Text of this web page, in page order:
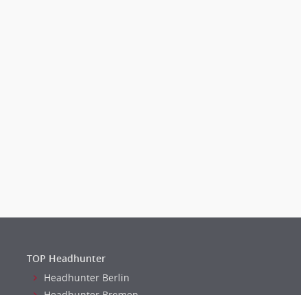
TOP Headhunter
Headhunter Berlin